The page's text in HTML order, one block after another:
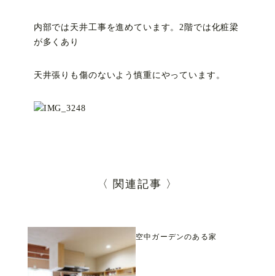
内部では天井工事を進めています。2階では化粧梁
が多くあり
天井張りも傷のないよう慎重にやっています。
〈 関連記事 〉
空中ガーデンのある家